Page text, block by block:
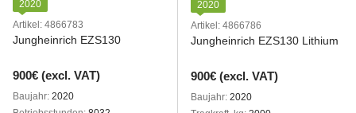
2020
Artikel: 4866783
Jungheinrich EZS130
900€ (excl. VAT)
Baujahr 2020
2020
Artikel: 4866786
Jungheinrich EZS130 Lithium
900€ (excl. VAT)
Baujahr 2020